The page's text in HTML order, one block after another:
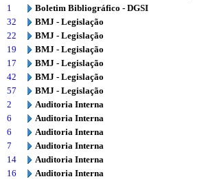
1
Boletim Bibliográfico - DGSI
32
BMJ - Legislação
22
BMJ - Legislação
19
BMJ - Legislação
17
BMJ - Legislação
42
BMJ - Legislação
57
BMJ - Legislação
2
Auditoria Interna
6
Auditoria Interna
6
Auditoria Interna
7
Auditoria Interna
14
Auditoria Interna
16
Auditoria Interna